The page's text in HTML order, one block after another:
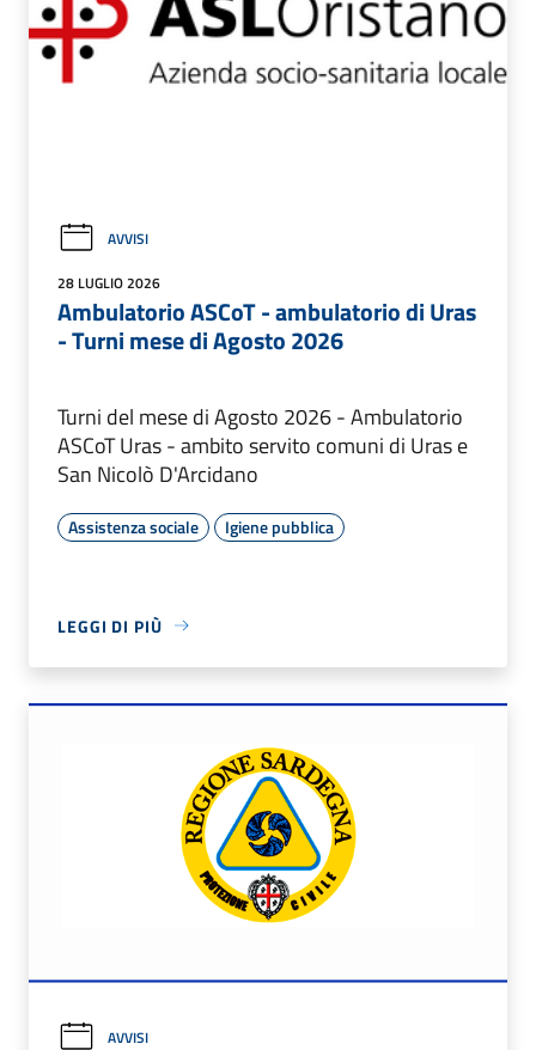
AVVISI
28 LUGLIO 2026
Ambulatorio ASCoT - ambulatorio di Uras
- Turni mese di Agosto 2026
Turni del mese di Agosto 2026 - Ambulatorio
ASCoT Uras - ambito servito comuni di Uras e
San Nicolò D'Arcidano
Assistenza sociale Igiene pubblica
LEGGI DI PIÙ
AVVISI